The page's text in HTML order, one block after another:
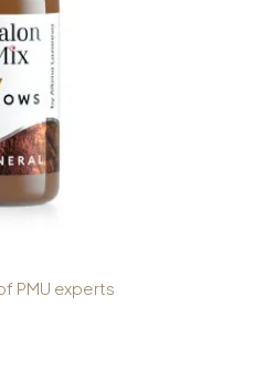
PMU experts